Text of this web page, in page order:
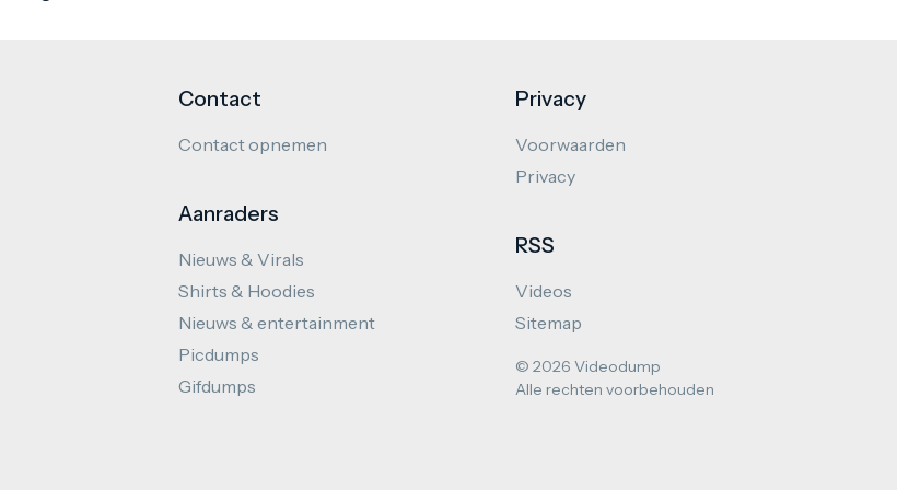
Contact
Contact opnemen
Aanraders
Nieuws & Virals
Shirts & Hoodies
Nieuws & entertainment
Picdumps
Gifdumps
Privacy
Voorwaarden
Privacy
RSS
Videos
Sitemap
© 2026 Videodump
Alle rechten voorbehouden